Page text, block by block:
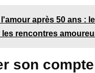
après 50 ans :
rencontres
son